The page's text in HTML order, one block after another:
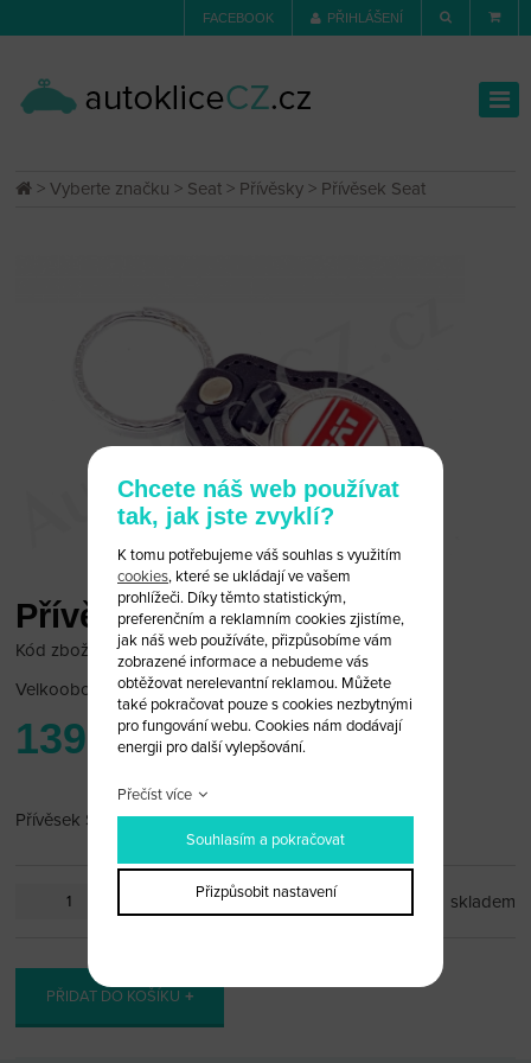
FACEBOOK PŘIHLÁŠENÍ
>Vyberte značku > Seat > Přívěsky > Přívěsek Seat
Přívěsek Seat
Kód zboží: SEAT_PR60
Velkoobchodní cena: po přihlášení
139 Kč
Přívěsek Seat
skladem
PŘIDAT DO KOŠÍKU
Chcete náš web používat
tak, jak jste zvyklí?
K tomu potřebujeme váš souhlas s využitím
cookies, které se ukládají ve vašem
prohlížeči. Díky těmto statistickým,
preferenčním a reklamním cookies zjistíme,
jak náš web používáte, přizpůsobíme vám
zobrazené informace a nebudeme vás
obtěžovat nerelevantní reklamou. Můžete
také pokračovat pouze s cookies nezbytnými
pro fungování webu. Cookies nám dodávají
energii pro další vylepšování.
Přečíst více
Souhlasím a pokračovat
Přizpůsobit nastavení